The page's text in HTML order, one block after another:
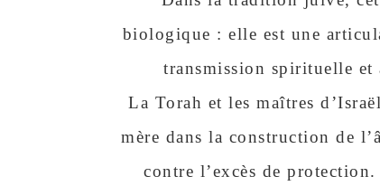
biologique : elle est une
transmission spirituelle et
La Torah et les maîtres
mère dans la construction de
contre l’excès de